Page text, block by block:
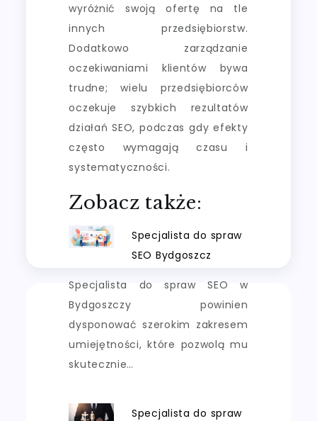
wyróżnić swoją ofertę na tle
innych przedsiębiorstw.
Dodatkowo zarządzanie
oczekiwaniami klientów bywa
trudne; wielu przedsiębiorców
oczekuje szybkich rezultatów
działań SEO, podczas gdy efekty
często wymagają czasu i
systematyczności.
Zobacz także:
Specjalista do spraw
SEO Bydgoszcz
Specjalista do spraw SEO w
Bydgoszczy powinien
dysponować szerokim zakresem
umiejętności, które pozwolą mu
skutecznie…
Specjalista do spraw